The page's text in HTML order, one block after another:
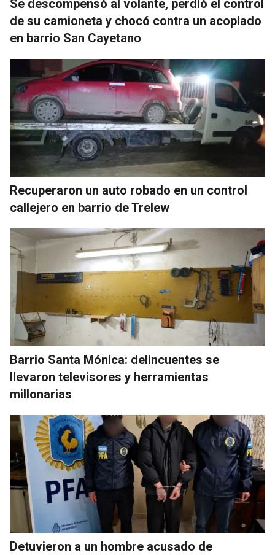
Se descompensó al volante, perdió el control
de su camioneta y chocó contra un acoplado
en barrio San Cayetano
Recuperaron un auto robado en un control
callejero en barrio de Trelew
Barrio Santa Mónica: delincuentes se
llevaron televisores y herramientas
millonarias
Detuvieron a un hombre acusado de